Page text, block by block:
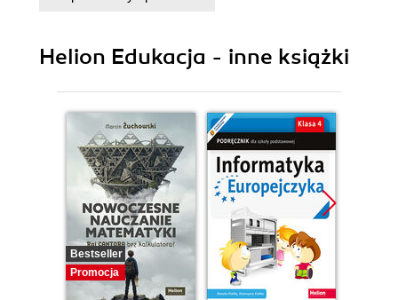
Opis ćwiczeń (17)
Przeciągnij i upuść (18)
Łączenie kropek i kolorowanka (18)
Krzyżówka (19)
Zewnętrzny program (19)
Gra Pszczółka (19)
Gra Motyle (20)
Gra Memory (20)
Gra Labirynt (20)
4. Rozkład materiału (23)
5. Przykładowy konspekt lekcji (55)
Konspekt lekcji 1.1 (55)
Helion Edukacja - inne książki
Bestseller
Promocja